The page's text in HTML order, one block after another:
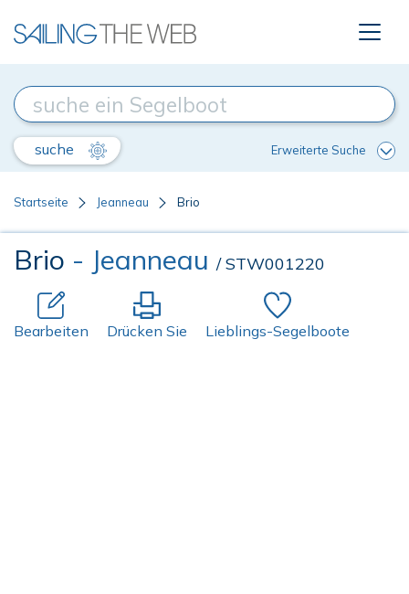
suche Erweiterte Suche
Startseite Jeanneau Brio
Brio - Jeanneau / STW001220
Bearbeiten Drücken Sie Lieblings-Segelboote